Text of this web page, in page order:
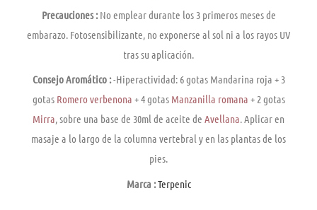
Precauciones :No emplear durante los 3 primeros meses de
embarazo. Fotosensibilizante, no exponerse al sol ni a los rayos UV
tras su aplicación.
Consejo Aromático :-Hiperactividad: 6 gotas Mandarina roja + 3
gotas Romero verbenona + 4 gotas Manzanilla romana + 2 gotas
Mirra, sobre una base de 30ml de aceite de Avellana. Aplicar en
masaje a lo largo de la columna vertebral y en las plantas de los
pies.
Marca :Terpenic